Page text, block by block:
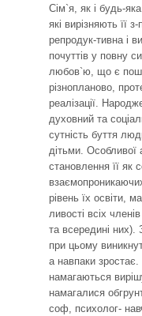
Сім`я, як і будь-
які вирізняють її
репродук-тивна і
почуттів у повну
любов`ю, що є
різнопланово,
реалізації.
духовний та
сутність буття
дітьми. Особливої
становлення її як
рівень їх освіти,
ливості всіх
та всередині них).
при цьому
а навпаки
намагаються
намагалися
соф, психолог-